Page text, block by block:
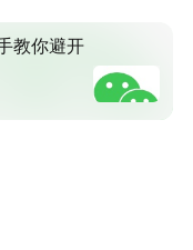
教你避开